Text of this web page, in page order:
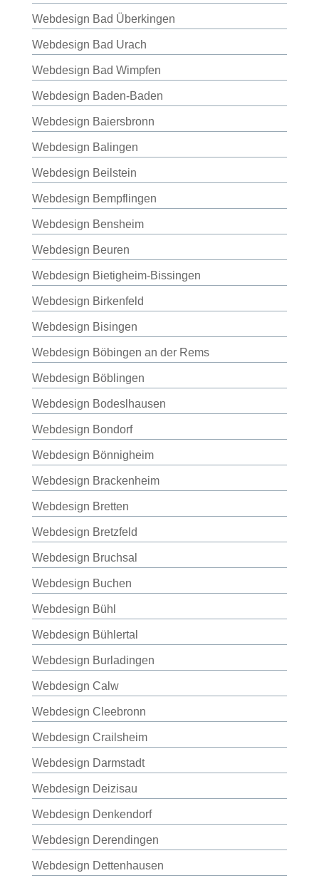
Webdesign Bad Überkingen
Webdesign Bad Urach
Webdesign Bad Wimpfen
Webdesign Baden-Baden
Webdesign Baiersbronn
Webdesign Balingen
Webdesign Beilstein
Webdesign Bempflingen
Webdesign Bensheim
Webdesign Beuren
Webdesign Bietigheim-Bissingen
Webdesign Birkenfeld
Webdesign Bisingen
Webdesign Böbingen an der Rems
Webdesign Böblingen
Webdesign Bodeslhausen
Webdesign Bondorf
Webdesign Bönnigheim
Webdesign Brackenheim
Webdesign Bretten
Webdesign Bretzfeld
Webdesign Bruchsal
Webdesign Buchen
Webdesign Bühl
Webdesign Bühlertal
Webdesign Burladingen
Webdesign Calw
Webdesign Cleebronn
Webdesign Crailsheim
Webdesign Darmstadt
Webdesign Deizisau
Webdesign Denkendorf
Webdesign Derendingen
Webdesign Dettenhausen